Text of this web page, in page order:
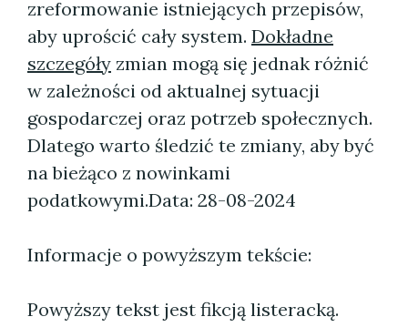
zreformowanie istniejących przepisów,
aby uprościć cały system. Dokładne
szczegóły zmian mogą się jednak różnić
w zależności od aktualnej sytuacji
gospodarczej oraz potrzeb społecznych.
Dlatego warto śledzić te zmiany, aby być
na bieżąco z nowinkami
podatkowymi.Data: 28-08-2024
Informacje o powyższym tekście:
Powyższy tekst jest fikcją listeracką.